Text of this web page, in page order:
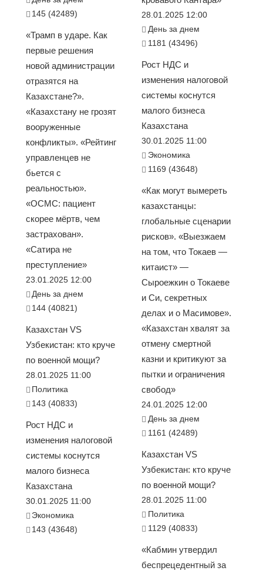
145 (42489)
«Трамп в ударе. Как
первые решения
новой администрации
отразятся на
Казахстане?».
«Казахстану не грозят
вооруженные
конфликты». «Рейтинг
управленцев не
бьется с
реальностью».
«ОСМС: пациент
скорее мёртв, чем
застрахован».
«Сатира не
преступление»
23.01.2025 12:00
День за днем
144 (40821)
Казахстан VS
Узбекистан: кто круче
по военной мощи?
28.01.2025 11:00
Политика
143 (40833)
Рост НДС и
изменения налоговой
системы коснутся
малого бизнеса
Казахстана
30.01.2025 11:00
Экономика
143 (43648)
28.01.2025 12:00
День за днем
1181 (43496)
Рост НДС и
изменения налоговой
системы коснутся
малого бизнеса
Казахстана
30.01.2025 11:00
Экономика
1169 (43648)
«Как могут вымереть
казахстанцы:
глобальные сценарии
рисков». «Выезжаем
на том, что Токаев —
китаист» —
Сыроежкин о Токаеве
и Си, секретных
делах и о Масимове».
«Казахстан хвалят за
отмену смертной
казни и критикуют за
пытки и ограничения
свобод»
24.01.2025 12:00
День за днем
1161 (42489)
Казахстан VS
Узбекистан: кто круче
по военной мощи?
28.01.2025 11:00
Политика
1129 (40833)
«Кабмин утвердил
беспрецедентный за